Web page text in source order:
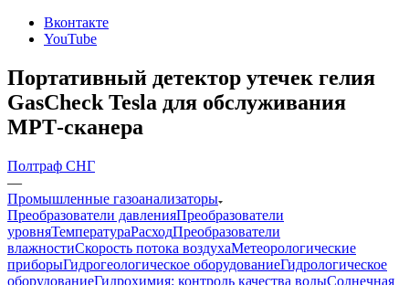
Вконтакте
YouTube
Портативный детектор утечек гелия
GasCheck Tesla для обслуживания
МРТ-сканера
Полтраф СНГ
—
Промышленные газоанализаторы
Преобразователи давленияПреобразователи
уровняТемператураРасходПреобразователи
влажностиСкорость потока воздухаМетеорологические
приборыГидрогеологическое оборудованиеГидрологическое
оборудованиеГидрохимия: контроль качества водыСолнечная